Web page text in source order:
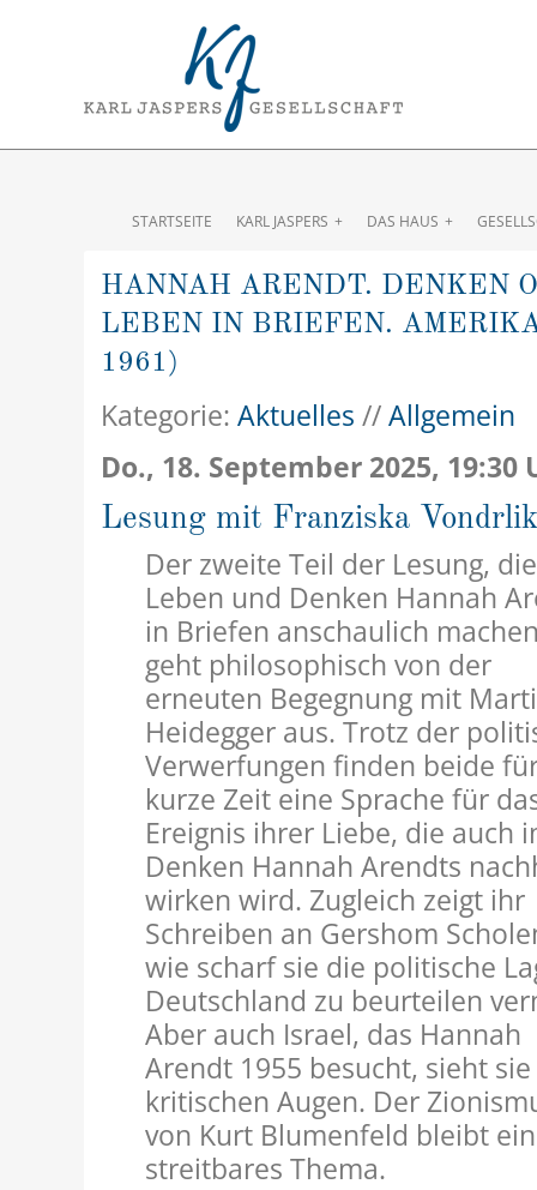
STARTSEITE KARL JASPERS DAS HAUS
HANNAH ARENDT. DENKEN
LEBEN IN BRIEFEN.
1961)
Kategorie:Aktuelles //Allgemein
Do., 18. September 2025, 19:30
Lesung mit Franziska
Der zweite Teil der Lesung, die
Leben und Denken Hannah
in Briefen anschaulich
geht philosophisch von der
erneuten Begegnung mit
Heidegger aus. Trotz der
Verwerfungen finden beide
kurze Zeit eine Sprache für
Ereignis ihrer Liebe, die auch
Denken Hannah Arendts
wirken wird. Zugleich zeigt ihr
Schreiben an Gershom
wie scharf sie die politische
Deutschland zu beurteilen
Aber auch Israel, das Hannah
Arendt 1955 besucht, sieht
kritischen Augen. Der
von Kurt Blumenfeld bleibt ein
streitbares Thema.